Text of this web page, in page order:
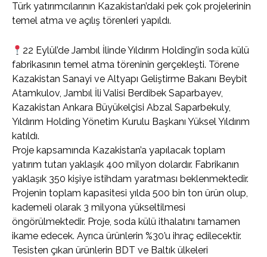
Türk yatırımcılarının Kazakistan’daki pek çok projelerinin
temel atma ve açılış törenleri yapıldı.
22 Eylül’de Jambıl İlinde Yıldırım Holding’in soda külü
fabrikasının temel atma töreninin gerçekleşti. Törene
Kazakistan Sanayi ve Altyapı Geliştirme Bakanı Beybit
Atamkulov, Jambıl İli Valisi Berdibek Saparbayev,
Kazakistan Ankara Büyükelçisi Abzal Saparbekuly,
Yıldırım Holding Yönetim Kurulu Başkanı Yüksel Yıldırım
katıldı.
Proje kapsamında Kazakistan’a yapılacak toplam
yatırım tutarı yaklaşık 400 milyon dolardır. Fabrikanın
yaklaşık 350 kişiye istihdam yaratması beklenmektedir.
Projenin toplam kapasitesi yılda 500 bin ton ürün olup,
kademeli olarak 3 milyona yükseltilmesi
öngörülmektedir. Proje, soda külü ithalatını tamamen
ikame edecek. Ayrıca ürünlerin %30’u ihraç edilecektir.
Tesisten çıkan ürünlerin BDT ve Baltık ülkeleri